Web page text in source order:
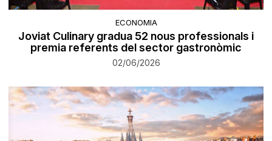
ECONOMIA
Joviat Culinary gradua 52 nous professionals i
premia referents del sector gastronòmic
02/06/2026